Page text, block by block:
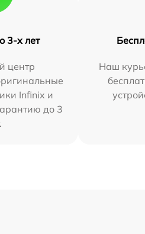
3-х лет
центр
Infinix и
до 3
Наш